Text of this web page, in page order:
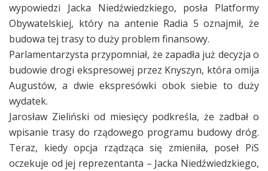
wypowiedzi Jacka Niedźwiedzkiego, posła Platformy
Obywatelskiej, który na antenie Radia 5 oznajmił, że
budowa tej trasy to duży problem finansowy.
Parlamentarzysta przypomniał, że zapadła już decyzja o
budowie drogi ekspresowej przez Knyszyn, która omija
Augustów, a dwie ekspresówki obok siebie to duży
wydatek.
Jarosław Zieliński od miesięcy podkreśla, że zadbał o
wpisanie trasy do rządowego programu budowy dróg.
Teraz, kiedy opcja rządząca się zmieniła, poseł PiS
oczekuje od jej reprezentanta – Jacka Niedźwiedzkiego,